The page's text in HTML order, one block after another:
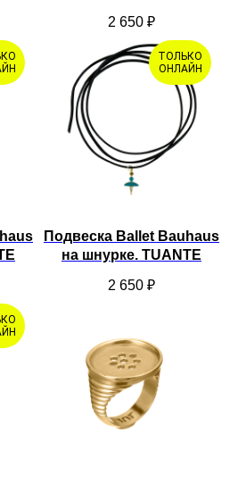
2 650 ₽
ТОЛЬКО
ОНЛАЙН
Подвеска Ballet Bauhaus
на шнурке. TUANTE
2 650 ₽